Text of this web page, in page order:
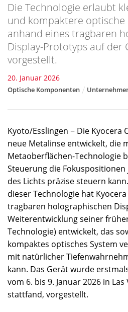
Die Technologie erlaubt
und kompaktere optische
anhand eines tragbaren
Display-Prototyps auf der
vorgestellt.
20. Januar 2026
Optische Komponenten
Kyoto/Esslingen − Die Kyocera
neue Metalinse entwickelt, die
Metaoberflächen-Technologie
Steuerung die Fokuspositionen
des Lichts präzise steuern
dieser Technologie hat
tragbaren holographischen
Weiterentwicklung seiner
Technologie) entwickelt, das
kompaktes optisches System
mit natürlicher
kann. Das Gerät wurde
vom 6. bis 9. Januar 2026 in Las
stattfand, vorgestellt.